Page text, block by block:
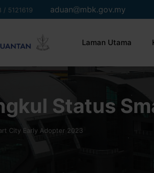
/ 5121619 aduan mbk.gov.my
Laman Utama
Status
City Early Adopter 2023